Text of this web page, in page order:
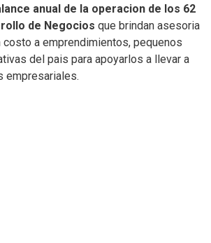
anual de la operacion de los 62
de Negocios que brindan asesoria
a emprendimientos, pequenos
del pais para apoyarlos a llevar a
empresariales.